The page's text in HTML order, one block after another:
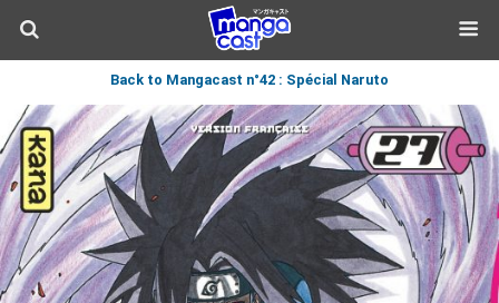
Back to Mangacast n°42 : Spécial Naruto